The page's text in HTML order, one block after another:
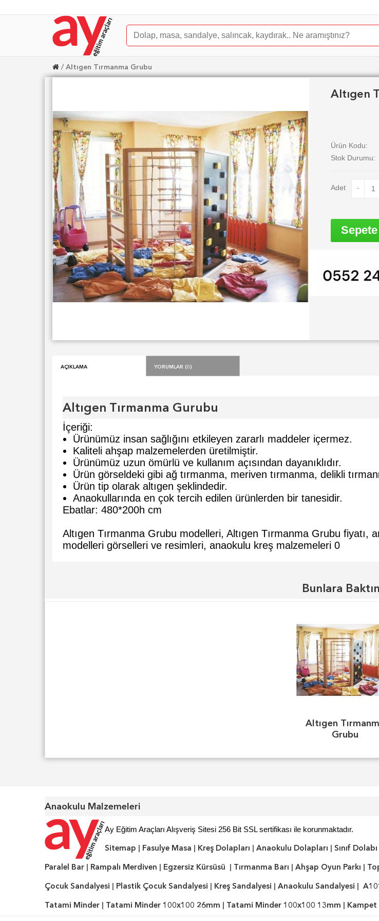
Altıgen Tırmanma Grubu
Altıgen
Ürün Kodu:
Stok Durumu:
Adet -
Açıklama Yorumlar (0)
Altıgen Tırmanma Gurubu
İçeriği:
Ürünümüz insan sağlığını etkileyen zararlı maddeler içermez.
Kaliteli ahşap malzemelerden üretilmiştir.
Ürünümüz uzun ömürlü ve kullanım açısından dayanıklıdır.
Ürün görseldeki gibi ağ tırmanma, meriven tırmanma, delikli
Ürün tip olarak altıgen şeklindedir.
Anaokullarında en çok tercih edilen ürünlerden bir tanesidir.
Ebatlar: 480*200h cm
Altıgen Tırmanma Grubu modelleri, Altıgen Tırmanma Grubu fiyatı,
modelleri görselleri ve resimleri, anaokulu kreş malzemeleri 0
Bunlara
Altıgen
Grubu
Anaokulu Malzemeleri
Ay Eğitim Araçları Alışveriş Sitesi 256 Bit SSL sertifikası ile korunmaktadır.
Sitemap | Fasulye Masa | Kreş Dolapları | Anaokulu Dolapları | Sınıf Dolabı
Paralel Bar | Rampalı Merdiven | Egzersiz Kürsüsü | Tırmanma Barı | Ahşap Oyun Parkı |
Çocuk Sandalyesi | Plastik Çocuk Sandalyesi | Kreş Sandalyesi | Anaokulu Sandalyesi |
Tatami Minder | Tatami Minder 100x100 26mm | Tatami Minder 100x100 13mm | Kampet